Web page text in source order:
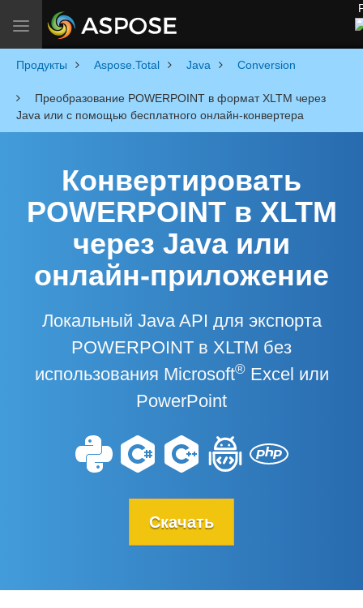
Toggle navigation
Продукты Aspose.Total Java Conversion
Преобразование POWERPOINT в формат XLTM через
Java или с помощью бесплатного онлайн-конвертера
Конвертировать
POWERPOINT в XLTM
через Java или
онлайн-приложение
Локальный Java API для экспорта
POWERPOINT в XLTM без
использования Microsoft®Excel или
PowerPoint
Скачать